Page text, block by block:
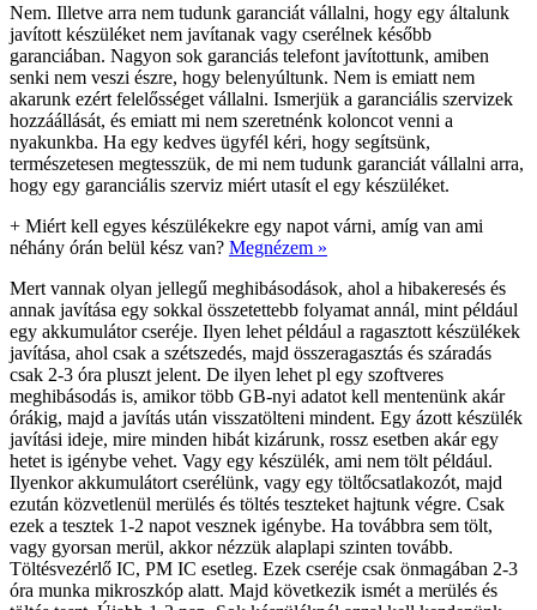
Nem. Illetve arra nem tudunk garanciát vállalni, hogy egy általunk
javított készüléket nem javítanak vagy cserélnek később
garanciában. Nagyon sok garanciás telefont javítottunk, amiben
senki nem veszi észre, hogy belenyúltunk. Nem is emiatt nem
akarunk ezért felelősséget vállalni. Ismerjük a garanciális szervizek
hozzáállását, és emiatt mi nem szeretnénk koloncot venni a
nyakunkba. Ha egy kedves ügyfél kéri, hogy segítsünk,
természetesen megtesszük, de mi nem tudunk garanciát vállalni arra,
hogy egy garanciális szerviz miért utasít el egy készüléket.
+ Miért kell egyes készülékekre egy napot várni, amíg van ami
néhány órán belül kész van? Megnézem »
Mert vannak olyan jellegű meghibásodások, ahol a hibakeresés és
annak javítása egy sokkal összetettebb folyamat annál, mint például
egy akkumulátor cseréje. Ilyen lehet például a ragasztott készülékek
javítása, ahol csak a szétszedés, majd összeragasztás és száradás
csak 2-3 óra pluszt jelent. De ilyen lehet pl egy szoftveres
meghibásodás is, amikor több GB-nyi adatot kell mentenünk akár
órákig, majd a javítás után visszatölteni mindent. Egy ázott készülék
javítási ideje, mire minden hibát kizárunk, rossz esetben akár egy
hetet is igénybe vehet. Vagy egy készülék, ami nem tölt például.
Ilyenkor akkumulátort cserélünk, vagy egy töltőcsatlakozót, majd
ezután közvetlenül merülés és töltés teszteket hajtunk végre. Csak
ezek a tesztek 1-2 napot vesznek igénybe. Ha továbbra sem tölt,
vagy gyorsan merül, akkor nézzük alaplapi szinten tovább.
Töltésvezérlő IC, PM IC esetleg. Ezek cseréje csak önmagában 2-3
óra munka mikroszkóp alatt. Majd következik ismét a merülés és